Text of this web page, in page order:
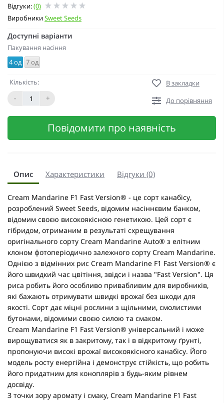
Відгуки:(0)
ВиробникиSweet Seeds
Доступні варіанти
Пакування насіння
4 од 7 од
Кількість:
-
+
В закладки
До порівняння
Повідомити про наявність
Опис Характеристики Відгуки (0)
Cream Mandarine F1 Fast Version® - це сорт канабісу,
розроблений Sweet Seeds, відомим насіннєвим банком,
відомим своєю високоякісною генетикою. Цей сорт є
гібридом, отриманим в результаті схрещування
оригінального сорту Cream Mandarine Auto® з елітним
клоном фотоперіодично залежного сорту Cream Mandarine.
Однією з відмінних рис Cream Mandarine F1 Fast Version® є
його швидкий час цвітіння, звідси і назва "Fast Version". Ця
риса робить його особливо привабливим для виробників,
які бажають отримувати швидкі врожаї без шкоди для
якості. Сорт дає міцні рослини з щільними, смолистими
бутонами, відомими своєю силою та смаком.
Cream Mandarine F1 Fast Version® універсальний і може
вирощуватися як в закритому, так і в відкритому ґрунті,
пропонуючи високі врожаї високоякісного канабісу. Його
модель росту енергійна і демонструє стійкість, що робить
його придатним для коноплярів з будь-яким рівнем
досвіду.
З точки зору аромату і смаку, Cream Mandarine F1 Fast